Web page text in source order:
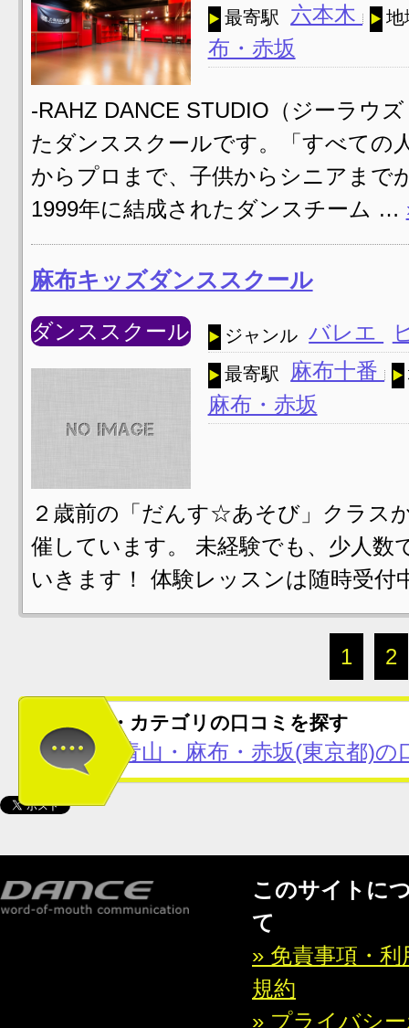
最寄駅 六本木 地
布・赤坂
-RAHZ DANCE STUDIO（ジーラウ
たダンススクールです。「すべての
からプロまで、子供からシニアまで
1999年に結成されたダンスチーム …
麻布キッズダンススクール
ダンススクール ジャンル バレエ
最寄駅 麻布十番
麻布・赤坂
２歳前の「だんす☆あそび」クラス
催しています。 未経験でも、少人
いきます！ 体験レッスンは随時受付
1 2
この地域・カテゴリの口コミを探す
六本木・青山・麻布・赤坂(東京都)
このサイトに
て
» 免責事項・利
規約
» プライバシ